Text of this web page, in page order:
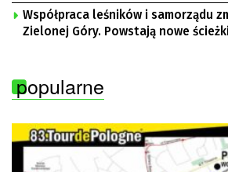
Współpraca leśników i samorządu
Zielonej Góry. Powstają nowe
popularne